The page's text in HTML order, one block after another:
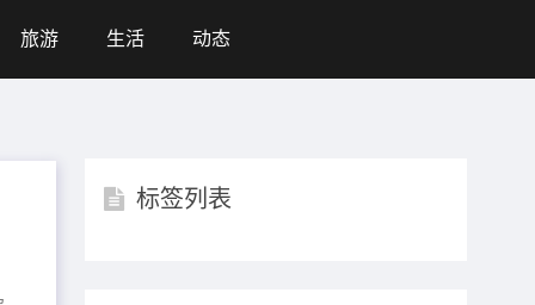
旅游 生活 动态
标签列表